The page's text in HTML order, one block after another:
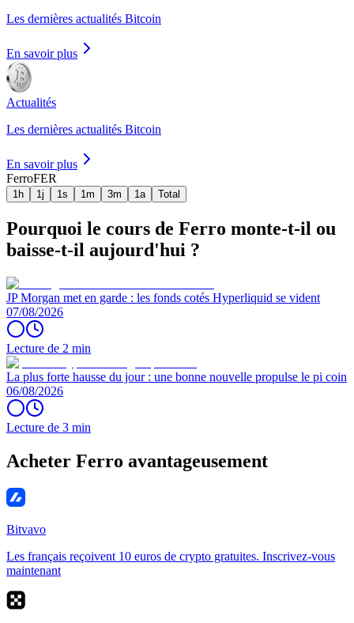
Les dernières actualités Bitcoin
En savoir plus
Actualités
Les dernières actualités Bitcoin
En savoir plus
FerroFER
1h 1j 1s 1m 3m 1a Total
Pourquoi le cours de Ferro monte-t-il ou
baisse-t-il aujourd'hui ?
JP Morgan met en garde : les fonds cotés Hyperliquid se vident
07/08/2026
Lecture de 2 min
La plus forte hausse du jour : une bonne nouvelle propulse le pi coin
06/08/2026
Lecture de 3 min
Acheter Ferro avantageusement
Bitvavo
Les français reçoivent 10 euros de crypto gratuites. Inscrivez-vous
maintenant